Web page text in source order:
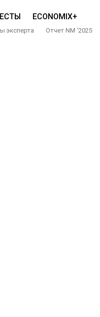
ECONOMIX+
эксперта Отчет NM ‘2025